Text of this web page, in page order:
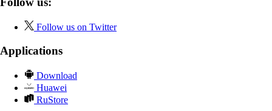
Follow us on Twitter
Applications
Download
Huawei
RuStore